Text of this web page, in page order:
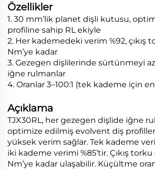
Özellikler
1. 30 mm’lik planet dişli kutusu,
profiline sahip RL ekiyle
2. Her kademedeki verim %92, çıkış
Nm’ye kadar
3. Gezegen dişlilerinde sürtünmeyi
iğne rulmanlar
4. Oranlar 3–100:1 (tek kademe için en
Açıklama
TJX30RL, her gezegen dişlide iğne
optimize edilmiş evolvent diş
yüksek verim sağlar. Tek kademe
iki kademe verimi %85’tir. Çıkış torku
Nm’ye kadar ulaşabilir. Küçültme